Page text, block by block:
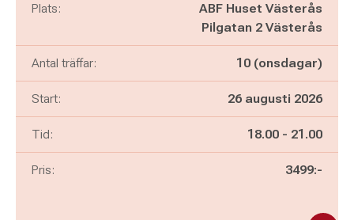
Plats:
ABF Huset Västerås
Pilgatan 2 Västerås
Antal träffar: 10 (onsdagar)
Start: 26 augusti 2026
Tid: Pågår mellan
18.00 - och
21.00
Pris: 3499:-